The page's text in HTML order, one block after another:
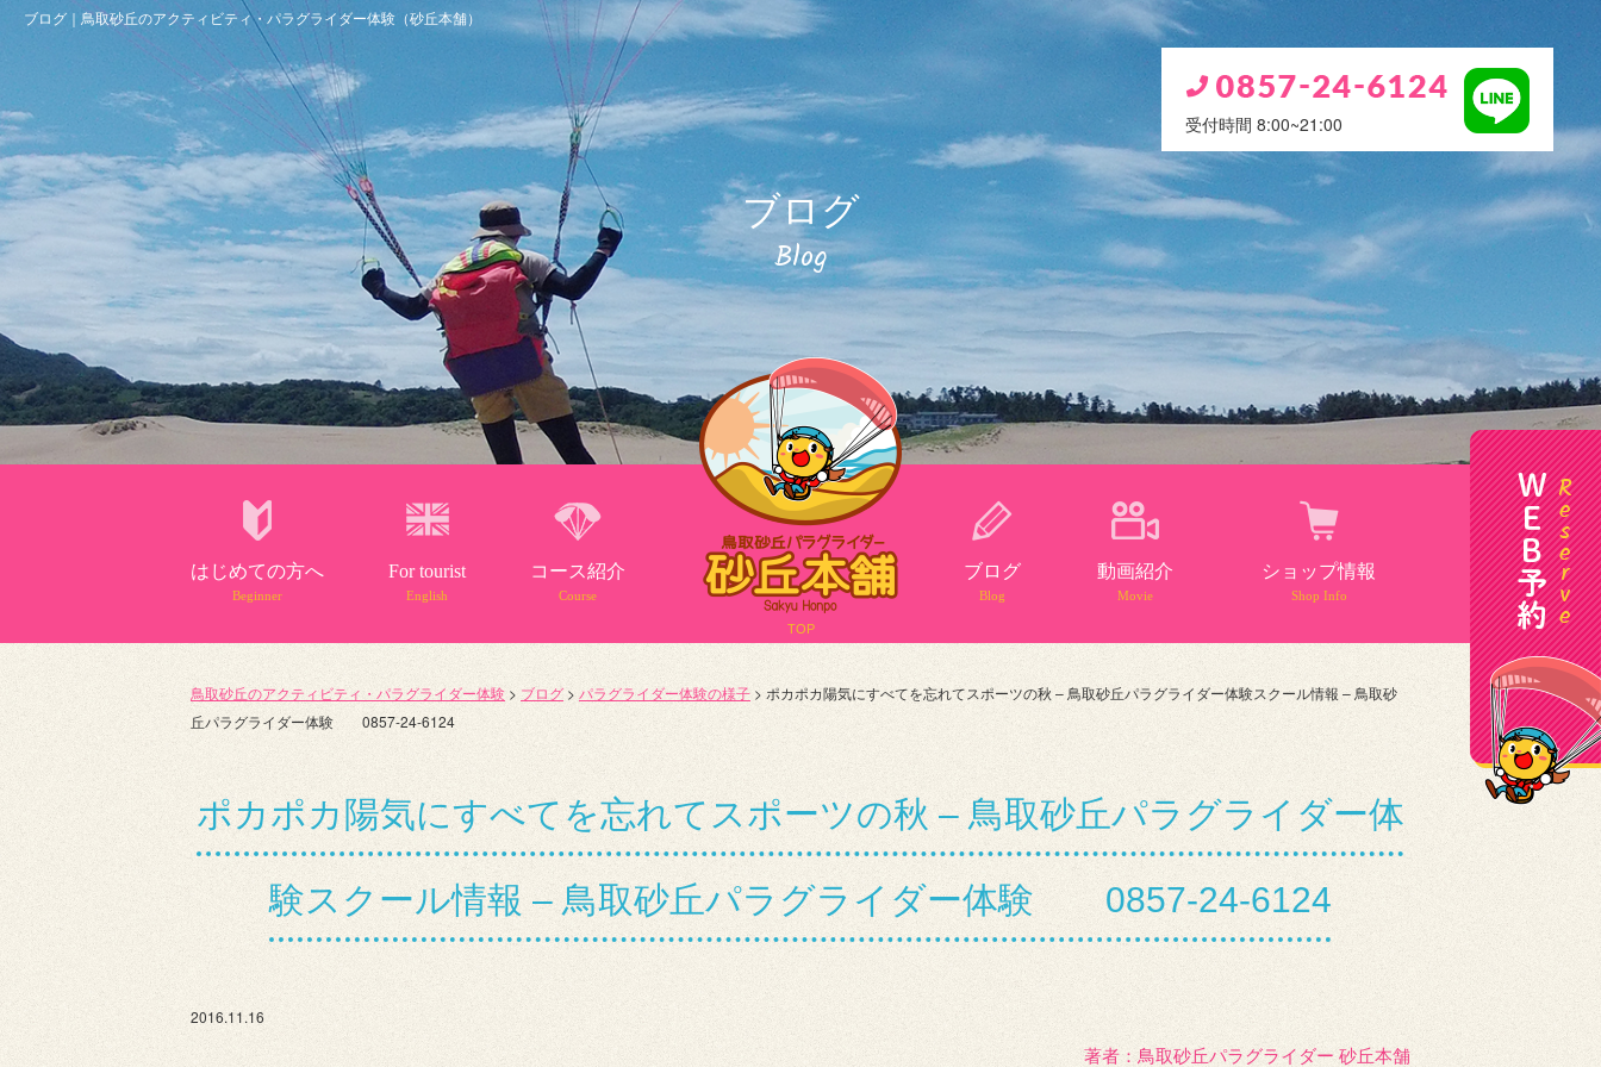
ブログ｜鳥取砂丘のアクティビティ・パラグライダー体験（砂丘本舗）
受付時間 8:00~21:00
ブログ
Blog
TOP
はじめての方へ
Beginner
For tourist
English
コース紹介
Course
ブログ
Blog
動画紹介
Movie
ショップ情報
Shop Info
鳥取砂丘のアクティビティ・パラグライダー体験 > ブログ > パラグライダー体験の様子 > ポカポカ陽気にすべてを忘れてスポーツの秋 – 鳥取砂丘パラグライダー体験スクール情報 – 鳥取砂
丘パラグライダー体験 0857-24-6124
ポカポカ陽気にすべてを忘れてスポーツの秋 – 鳥取砂丘パラグライダー体
験スクール情報 – 鳥取砂丘パラグライダー体験 0857-24-6124
2016.11.16
著者：️鳥取砂丘パラグライダー 砂丘本舗